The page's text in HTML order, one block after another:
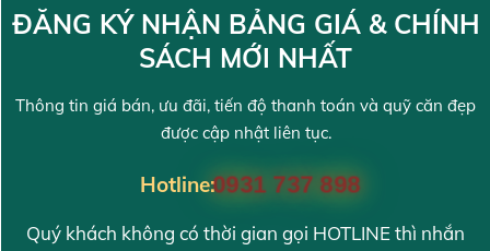
ĐĂNG KÝ NHẬN BẢNG GIÁ & CHÍNH
SÁCH MỚI NHẤT
Thông tin giá bán, ưu đãi, tiến độ thanh toán và quỹ căn đẹp
được cập nhật liên tục.
Hotline:0931 737 898
Quý khách không có thời gian gọi HOTLINE thì nhắn